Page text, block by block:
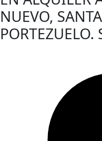
NUEVO,
PORTEZUELO.